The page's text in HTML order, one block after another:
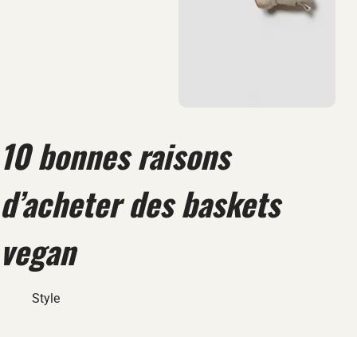
10 bonnes raisons
d’acheter des baskets
vegan
Style